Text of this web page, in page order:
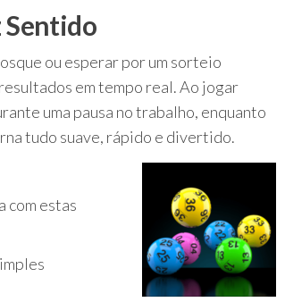
Sentido
ou esperar por um sorteio
em tempo real. Ao jogar
uma pausa no trabalho, enquanto
tudo suave, rápido e divertido.
com estas